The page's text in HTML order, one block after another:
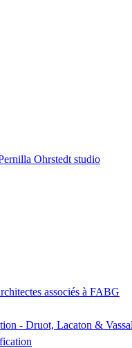
Ohrstedt studio
associés à FABG
- Druot, Lacaton & Vassal